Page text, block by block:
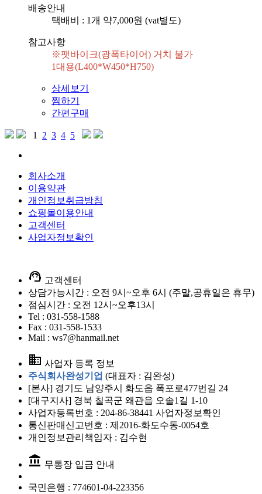
배송안내
택배비 : 1개 약7,000원 (vat별도)
참고사항
※팻바이크(광폭타이어) 거치 불가
1대용(L400*W450*H750)
상세보기
찜하기
간편구매
1 2 3 4 5
회사소개
이용약관
개인정보취급방침
쇼핑몰이용안내
고객센터
사업자정보확인
support_agent 고객센터
상담가능시간 : 오전 9시~오후 6시 (주말,공휴일은 휴무)
점심시간 : 오전 12시~오후13시
Tel : 031-558-1588
Fax : 031-558-1533
Mail : ws7@hanmail.net
business 사업자 등록 정보
주식회사완성기업 (대표자 : 김완성)
[본사] 경기도 남양주시 화도읍 폭포로477번길 24
[대구지사] 경북 칠곡군 왜관읍 오솔1길 1-10
사업자등록번호 : 204-86-38441 사업자정보확인
통신판매신고번호 : 제2016-화도수동-0054호
개인정보관리책임자 : 김수현
account_balance 무통장 입금 안내
국민은행 : 774601-04-223356